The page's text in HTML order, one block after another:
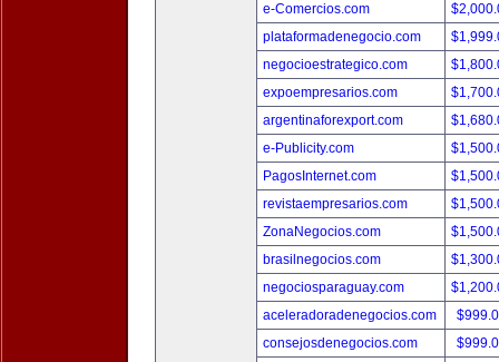
e-Comercios.com
plataformadenegocio.com
negocioestrategico.com
expoempresarios.com
argentinaforexport.com
e-Publicity.com
PagosInternet.com
revistaempresarios.com
ZonaNegocios.com
brasilnegocios.com
negociosparaguay.com
aceleradoradenegocios.com
consejosdenegocios.com